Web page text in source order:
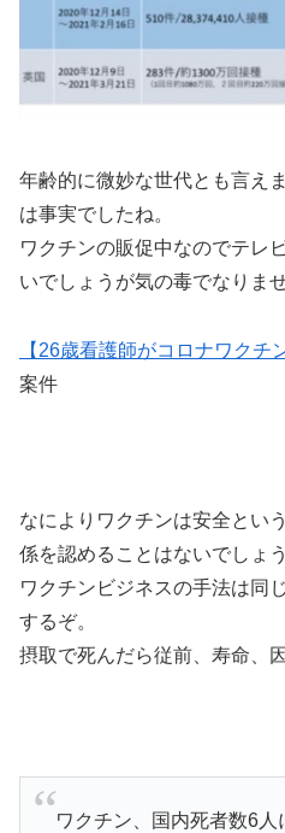
年齢的に微妙な世代とも言え
は事実でしたね。
ワクチンの販促中なのでテレ
いでしょうが気の毒でなりませ
【26歳看護師がコロナワクチ
案件
なによりワクチンは安全とい
係を認めることはないでしょう
ワクチンビジネスの手法は同
するぞ。
摂取で死んだら従前、寿命、
ワクチン、国内死者数6